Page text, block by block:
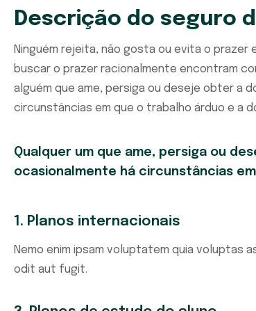
Descrição do seguro
Ninguém rejeita, não gosta ou evita o prazer
buscar o prazer racionalmente encontram
alguém que ame, persiga ou deseje obter a
circunstâncias em que o trabalho árduo e a
Qualquer um que ame, persiga ou
ocasionalmente há circunstâncias
1. Planos internacionais
Nemo enim ipsam voluptatem quia voluptas
odit aut fugit.